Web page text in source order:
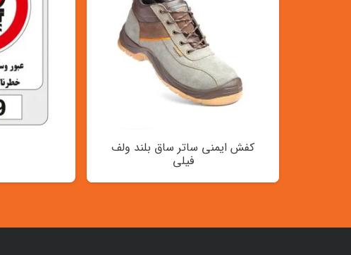
کفش ایمنی ساتر ساق بلند ولف
فیلی